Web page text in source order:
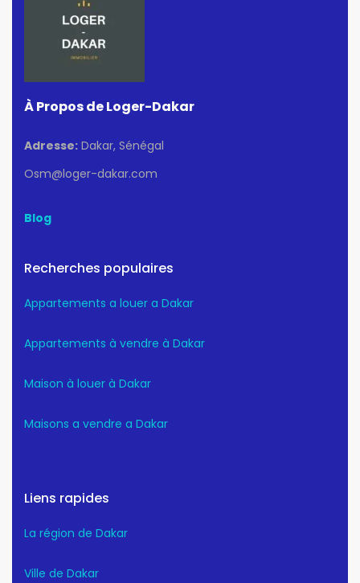
À Propos de Loger-Dakar
Adresse: Dakar, Sénégal
Osm@loger-dakar.com
Blog
Recherches populaires
Appartements a louer a Dakar
Appartements à vendre à Dakar
Maison à louer à Dakar
Maisons a vendre a Dakar
Liens rapides
La région de Dakar
Ville de Dakar